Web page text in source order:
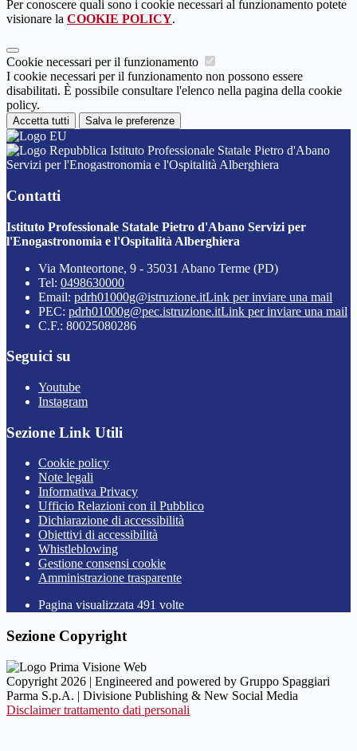
Per conoscere quali sono i cookie necessari al funzionamento potete
visionare la COOKIE POLICY.
Cookie necessari per il funzionamento
I cookie necessari per il funzionamento non possono essere
disabilitati. È possibile consultare l'elenco nella pagina della cookie
policy.
Accetta tutti Salva le preferenze
Istituto Professionale Statale Pietro d'Abano
Servizi per l'Enogastronomia e l'Ospitalità Alberghiera
Contatti
Istituto Professionale Statale Pietro d'Abano Servizi per
l'Enogastronomia e l'Ospitalità Alberghiera
Via Monteortone, 9 - 35031 Abano Terme (PD)
Tel: 0498630000
Email: pdrh01000g@istruzione.itLink per inviare una mail
PEC: pdrh01000g@pec.istruzione.itLink per inviare una mail
C.F.: 80025080286
Seguici su
Youtube
Instagram
Sezione Link Utili
Cookie policy
Note legali
Informativa Privacy
Ufficio Relazioni con il Pubblico
Dichiarazione di accessibilità
Obiettivi di accessibilità
Whistleblowing
Gestione consensi cookie
Amministrazione trasparente
Pagina visualizzata 491 volte
Sezione Copyright
Copyright 2026 | Engineered and powered by Gruppo Spaggiari
Parma S.p.A. | Divisione Publishing & New Social Media
Disclaimer trattamento dati personali